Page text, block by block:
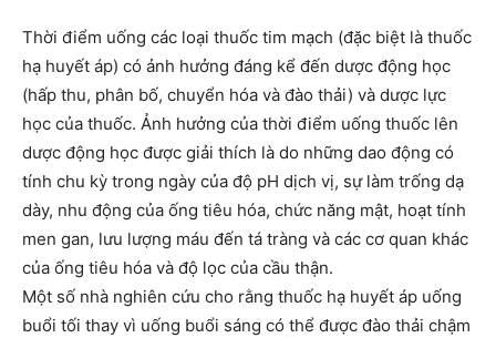
Thời điểm uống các loại thuốc tim mạch (đặc biệt là thuốc
hạ huyết áp) có ảnh hưởng đáng kể đến dược động học
(hấp thu, phân bố, chuyển hóa và đào thải) và dược lực
học của thuốc. Ảnh hưởng của thời điểm uống thuốc lên
dược động học được giải thích là do những dao động có
tính chu kỳ trong ngày của độ pH dịch vị, sự làm trống dạ
dày, nhu động của ống tiêu hóa, chức năng mật, hoạt tính
men gan, lưu lượng máu đến tá tràng và các cơ quan khác
của ống tiêu hóa và độ lọc của cầu thận.
Một số nhà nghiên cứu cho rằng thuốc hạ huyết áp uống
buổi tối thay vì uống buổi sáng có thể được đào thải chậm